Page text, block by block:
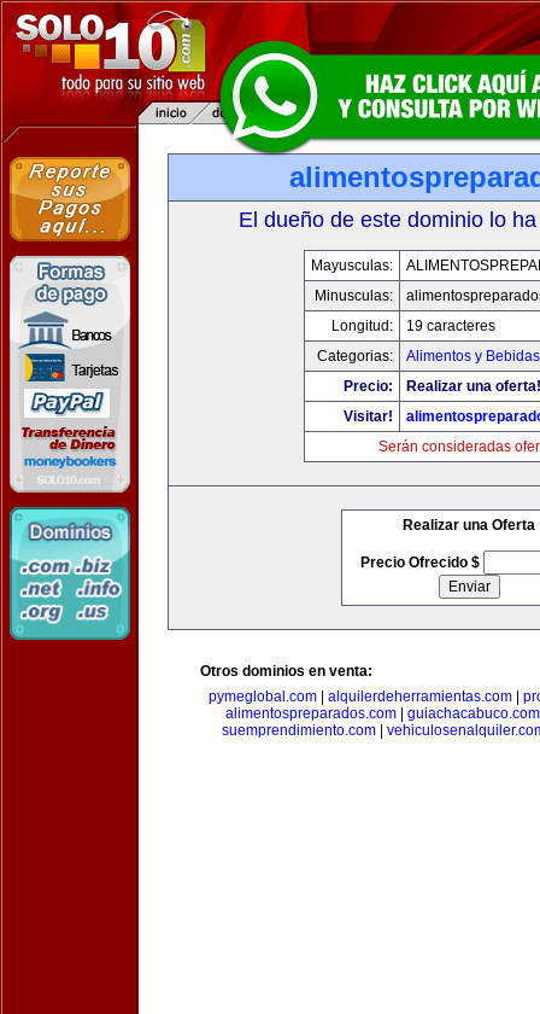
El dueño de este dominio lo
Mayusculas:
Minusculas:
Longitud:
19 caracteres
Categorias:
Alimentos y Bebidas
Precio:
Realizar una oferta!
Visitar!
Serán consideradas
Realizar una Oferta
Precio Ofrecido $
Otros dominios en venta:
pymeglobal.com| alquilerdeherramientas.com|
alimentospreparados.com| guiachacabuco.com
suemprendimiento.com|